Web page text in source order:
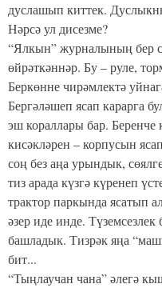
дуслашып киттек.
Нәрсә ул дисезме?
“Ялкын” журналының бер
өйрәткәннәр. Бу – руле,
Беркөнне чирәмлектә
Бергәләшеп ясап карарга
эш кораллары бар. Беренче
кисәкләрен – корпусын
соң без аңа урындык,
тиз арада күзгә күренеп
трактор паркында ясатып
әзер иде инде.
башладык. Тизрәк яңа
бит...
“Тыңлаучан чана” әлегә